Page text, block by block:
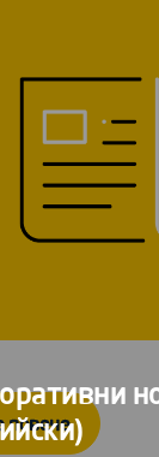
повече